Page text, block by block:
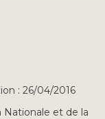
: 26/04/2016
Nationale et de la